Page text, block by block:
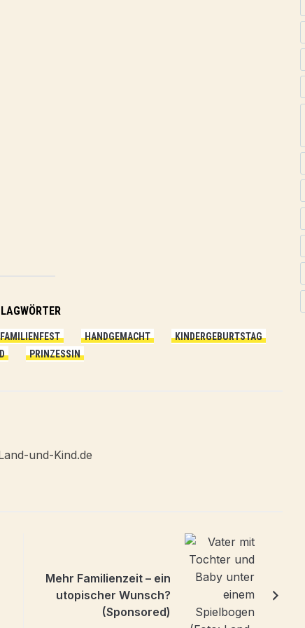
FAMILIENFEST HANDGEMACHT
KINDERGEBURTSTAG
PRINZESSIN
und-Kind.de
Mehr Familienzeit – ein
utopischer Wunsch?
(Sponsored)